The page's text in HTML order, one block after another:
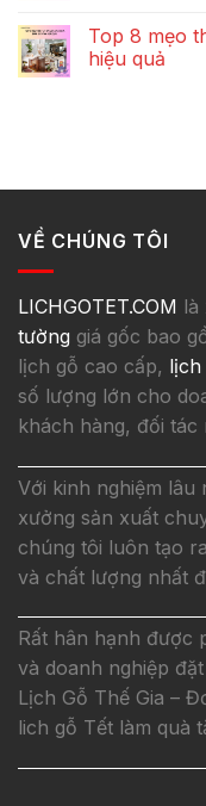
Top 8 mẹo
hiệu quả
VỀ CHÚNG TÔI
LICHGOTET.COM là
tường giá gốc bao
lịch gỗ cao cấp, lịch
số lượng lớn cho
khách hàng, đối tác
Với kinh nghiệm lâu
xưởng sản xuất
chúng tôi luôn tạo
và chất lượng nhất
Rất hân hạnh được
và doanh nghiệp
Lịch Gỗ Thế Gia –
lich gỗ Tết làm quà